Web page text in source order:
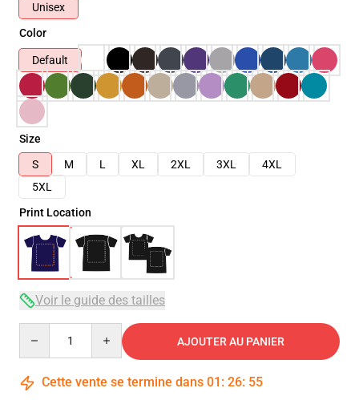
Unisex
Color
Default
Size
S
M L XL 2XL 3XL
4XL
5XL
Print Location
Voir le guide des tailles
AJOUTER AU PANIER
Cette vente se termine dans 01 : 26: 54